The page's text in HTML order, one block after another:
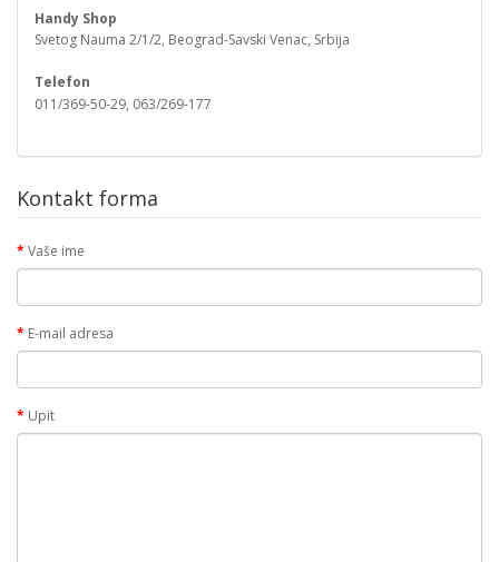
Handy Shop
Svetog Nauma 2/1/2, Beograd-Savski Venac, Srbija
Telefon
011/369-50-29, 063/269-177
Kontakt forma
Vaše ime
E-mail adresa
Upit